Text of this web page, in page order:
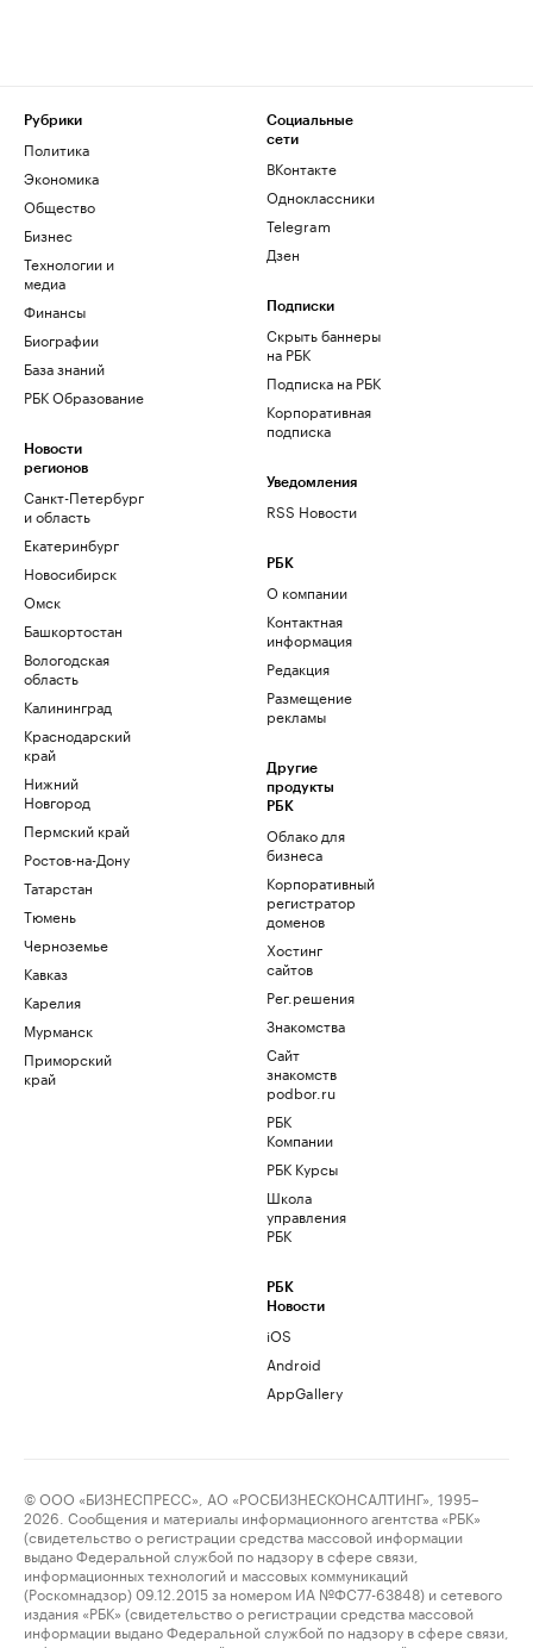
Рубрики
Политика
Экономика
Общество
Бизнес
Технологии и
медиа
Финансы
Биографии
База знаний
РБК Образование
Новости
регионов
Санкт-Петербург
и область
Екатеринбург
Новосибирск
Омск
Башкортостан
Вологодская
область
Калининград
Краснодарский
край
Нижний
Новгород
Пермский край
Ростов-на-Дону
Татарстан
Тюмень
Черноземье
Кавказ
Карелия
Мурманск
Приморский
край
Социальные
сети
ВКонтакте
Одноклассники
Telegram
Дзен
Подписки
Скрыть баннеры
на РБК
Подписка на РБК
Корпоративная
подписка
Уведомления
RSS Новости
РБК
О компании
Контактная
информация
Редакция
Размещение
рекламы
Другие
продукты
РБК
Облако для
бизнеса
Корпоративный
регистратор
доменов
Хостинг
сайтов
Рег.решения
Знакомства
Сайт
знакомств
podbor.ru
РБК
Компании
РБК Курсы
Школа
управления
РБК
РБК
Новости
iOS
Android
AppGallery
© ООО «БИЗНЕСПРЕСС», АО «РОСБИЗНЕСКОНСАЛТИНГ», 1995–
2026. Сообщения и материалы информационного агентства «РБК»
(свидетельство о регистрации средства массовой информации
выдано Федеральной службой по надзору в сфере связи,
информационных технологий и массовых коммуникаций
(Роскомнадзор) 09.12.2015 за номером ИА №ФС77-63848) и сетевого
издания «РБК» (свидетельство о регистрации средства массовой
информации выдано Федеральной службой по надзору в сфере связи,